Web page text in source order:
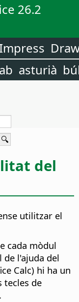
26.2
Impress
asturià
del
utilitzar el
cada mòdul
de l'ajuda del
Calc) hi ha un
tecles de